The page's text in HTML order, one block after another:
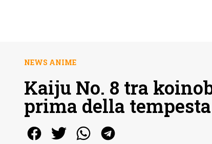
NEWS ANIME
Kaiju No. 8 tra
prima della tempesta